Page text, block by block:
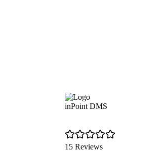
inPoint DMS
15 Reviews